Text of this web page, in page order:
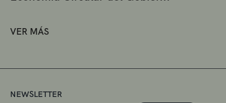
VER MÁS
NEWSLETTER